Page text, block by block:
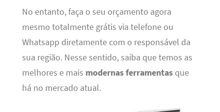
No entanto, faça o seu orçamento agora
mesmo totalmente grátis via telefone ou
Whatsapp diretamente com o responsável da
sua região. Nesse sentido, saiba que temos as
melhores e mais modernas ferramentasque
há no mercado atual.